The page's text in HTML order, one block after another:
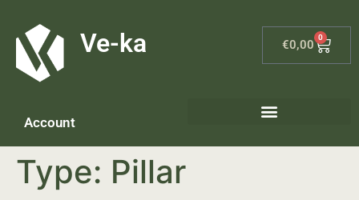
Ve-ka €0,00
0
Account
Type: Pillar